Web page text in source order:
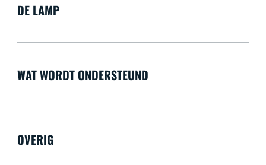
DE LAMP
WAT WORDT ONDERSTEUND
OVERIG